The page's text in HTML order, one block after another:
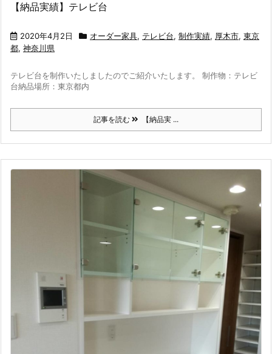
【納品実績】テレビ台
2020年4月2日 オーダー家具, テレビ台, 制作実績, 厚木市, 東京
都, 神奈川県
テレビ台を制作いたしましたのでご紹介いたします。 制作物：テレビ
台納品場所：東京都内
記事を読む 【納品実 ...